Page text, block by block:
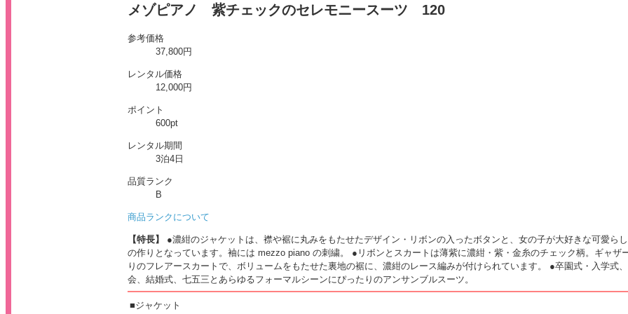
メゾピアノ 紫チェックのセレモニースーツ 120
参考価格
37,800円
レンタル価格
12,000円
ポイント
600pt
レンタル期間
3泊4日
品質ランク
B
商品ランクについて
【特長】 ●濃紺のジャケットは、襟や裾に丸みをもたせたデザイン・リボンの入ったボタンと、女の子が大好きな可愛ら
の作りとなっています。袖には mezzo piano の刺繍。 ● リボンとスカートは薄紫に濃紺・紫・金糸のチェック柄。ギャザ
りのフレアースカートで、ボリュームをもたせた裏地の裾に、濃紺のレース編みが付けられています。 ●卒園式・入学式
会、結婚式、七五三とあらゆるフォーマルシーンにぴったりのアンサンブルスーツ。
■ジャケット